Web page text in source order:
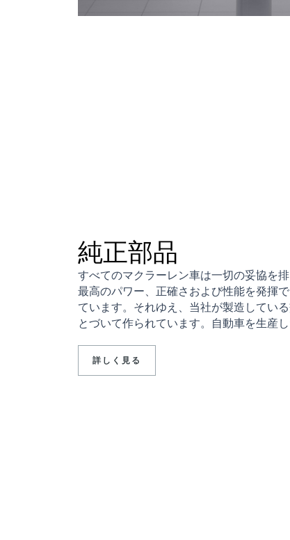
純正部品
すべてのマクラーレン車は一切の妥協を
最高のパワー、正確さおよび性能を発揮
ています。それゆえ、当社が製造してい
とづいて作られています。自動車を生産
詳しく見る